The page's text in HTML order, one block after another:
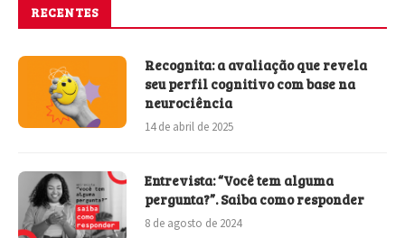
RECENTES
Recognita: a avaliação que revela
seu perfil cognitivo com base na
neurociência
14 de abril de 2025
Entrevista: “Você tem alguma
pergunta?”. Saiba como responder
8 de agosto de 2024